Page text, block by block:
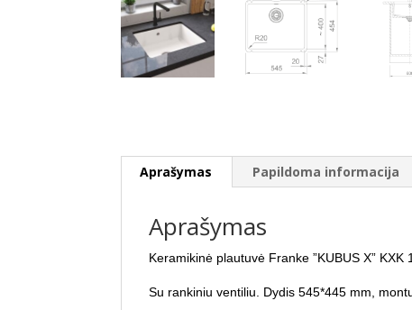
Aprašymas Papildoma informacija
Aprašymas
Keramikinė plautuvė Franke ”KUBUS X”
Su rankiniu ventiliu. Dydis 545*445 mm,